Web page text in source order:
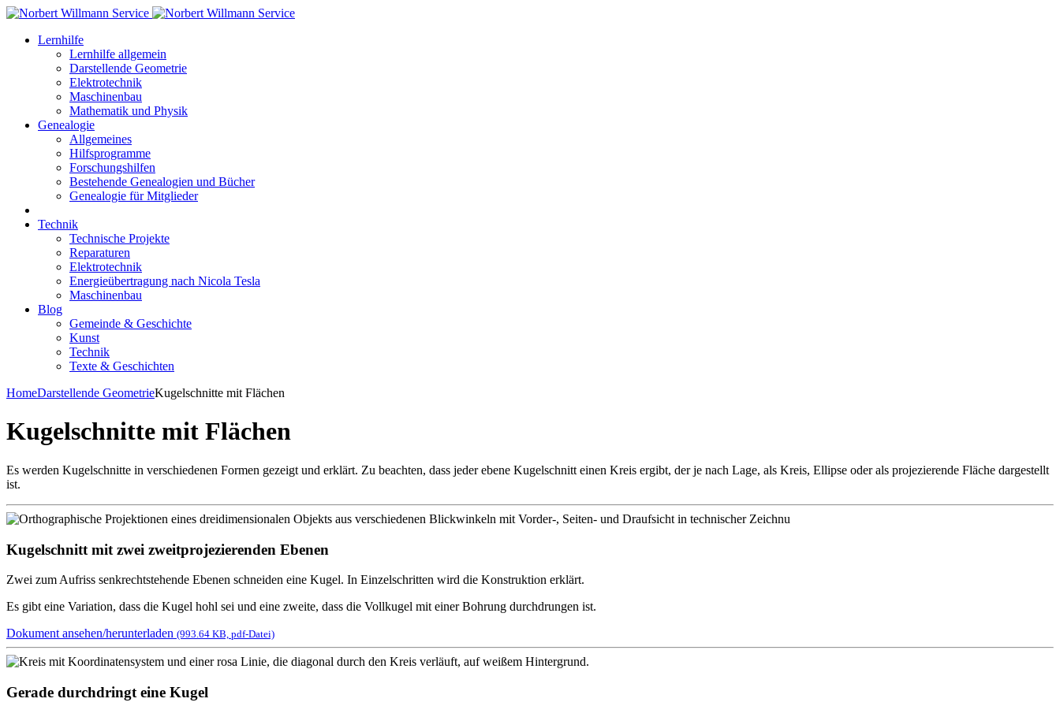
Lernhilfe
Lernhilfe allgemein
Darstellende Geometrie
Elektrotechnik
Maschinenbau
Mathematik und Physik
Genealogie
Allgemeines
Hilfsprogramme
Forschungshilfen
Bestehende Genealogien und Bücher
Genealogie für Mitglieder
Technik
Technische Projekte
Reparaturen
Elektrotechnik
Energieübertragung nach Nicola Tesla
Maschinenbau
Blog
Gemeinde & Geschichte
Kunst
Technik
Texte & Geschichten
HomeDarstellende GeometrieKugelschnitte mit Flächen
Kugelschnitte mit Flächen
Es werden Kugelschnitte in verschiedenen Formen gezeigt und erklärt. Zu beachten, dass jeder ebene Kugelschnitt einen Kreis ergibt, der je nach Lage, als Kreis, Ellipse oder als projezierende Fläche dargestellt
ist.
Kugelschnitt mit zwei zweitprojezierenden Ebenen
Zwei zum Aufriss senkrechtstehende Ebenen schneiden eine Kugel. In Einzelschritten wird die Konstruktion erklärt.
Es gibt eine Variation, dass die Kugel hohl sei und eine zweite, dass die Vollkugel mit einer Bohrung durchdrungen ist.
Dokument ansehen/herunterladen (993.64 KB, pdf-Datei)
Gerade durchdringt eine Kugel